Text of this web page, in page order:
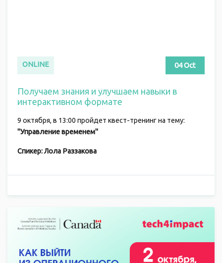
ONLINE 04 Oct
Получаем знания и улучшаем навыки в
интерактивном формате
9 октября, в 13:00 пройдет квест-тренинг на тему:
"Управление временем"
Спикер: Лола Раззакова